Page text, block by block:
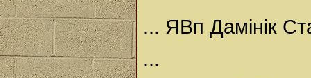
... ЯВп Дамінік
...